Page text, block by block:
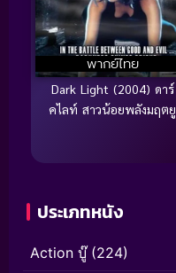
พากย์ไทย
Dark Light (2004) ดาร์
คไลท์ สาวน้อยพลังมฤตยู
ประเภทหนัง
Action บู๊(224)